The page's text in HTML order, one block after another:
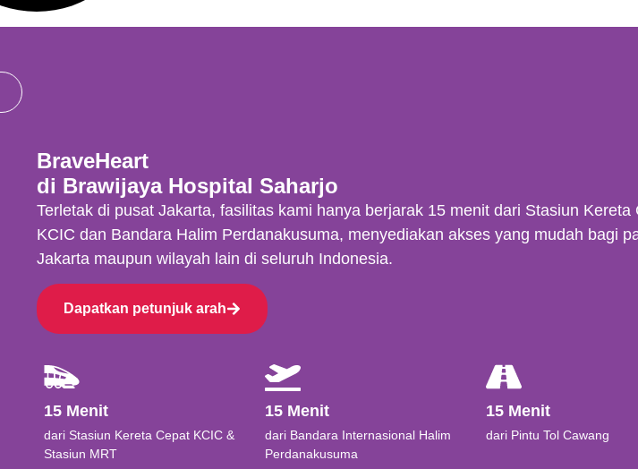
BraveHeart
di Brawijaya Hospital Saharjo
Terletak di pusat Jakarta, fasilitas kami hanya berjarak 15 menit dari Stasiun Kereta
KCIC dan Bandara Halim Perdanakusuma, menyediakan akses yang mudah bagi
Jakarta maupun wilayah lain di seluruh Indonesia.
Dapatkan petunjuk arah
15 Menit
dari Stasiun Kereta Cepat KCIC &
Stasiun MRT
15 Menit
dari Bandara Internasional Halim
Perdanakusuma
15 Menit​
dari Pintu Tol Cawang